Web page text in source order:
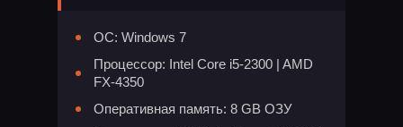
ОС: Windows 7
Процессор: Intel Core i5-2300 | AMD
FX-4350
Оперативная память: 8 GB ОЗУ